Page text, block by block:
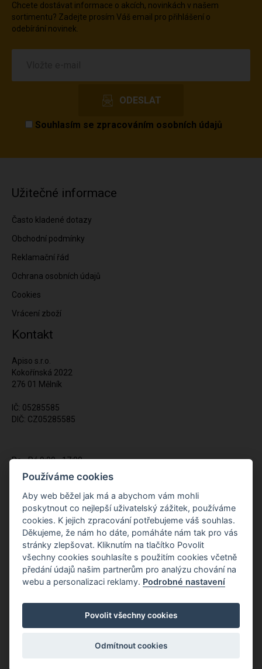
Chcete dostávat informace o akcích, novinkách v našem
sortimentu? Zadejte prosím Váš email pro přihlášení o
odebírání novinek.
Souhlasím se zpracováním osobních údajů
Užitečné informace
Často kladené dotazy
Obchodní podmínky
Reklamační řád
Ochrana osobních údajů
Cookies
Vrácení zboží
Kontakt
Apiso s.r.o.
Kokořínská 2022
276 01 Mělník
IČ: 05285585
DIČ: CZ05285585
Po - Pá 9:00 - 17:00
(12:00 - 12:30 pauza)
Napište nám kdykoliv!
info@apiso.cz
Copyright © Novy Web s.r.o. 2026
Používáme cookies
Aby web běžel jak má a abychom vám mohli
poskytnout co nejlepší uživatelský zážitek, používáme
cookies. K jejich zpracování potřebujeme váš souhlas.
Děkujeme, že nám ho dáte, pomáháte nám tak pro vás
stránky zlepšovat. Kliknutím na tlačítko Povolit
všechny cookies souhlasíte s použitím cookies včetně
předání údajů našim partnerům pro analýzu chování na
webu a personalizaci reklamy. Podrobné nastavení
Povolit všechny cookies
Odmítnout cookies